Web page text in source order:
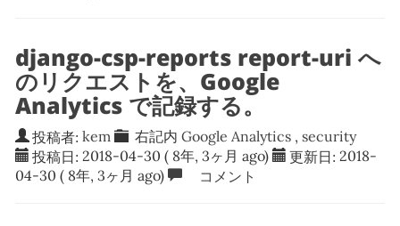
django-csp-reports report-uri へ
のリクエストを、Google
Analytics で記録する。
投稿者: kem 右記内Google Analytics ,security
投稿日: 2018-04-30 ( 8年, 3ヶ月 ago) 更新日: 2018-
04-30 ( 8年, 3ヶ月 ago) コメント